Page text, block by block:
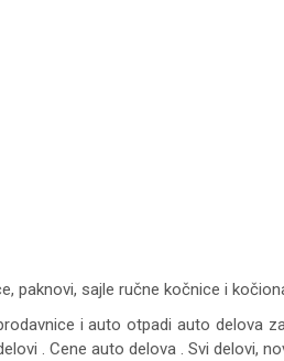
paknovi, sajle ručne kočnice i
i auto otpadi auto delova
. Cene auto delova . Svi delovi,